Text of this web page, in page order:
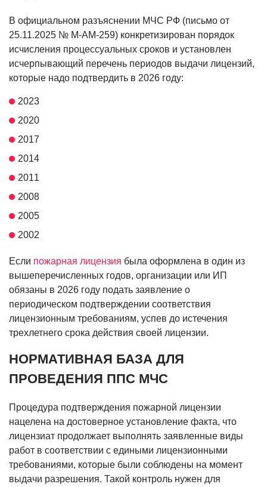
В официальном разъяснении МЧС РФ (письмо от
25.11.2025 № М-АМ-259) конкретизирован порядок
исчисления процессуальных сроков и установлен
исчерпывающий перечень периодов выдачи лицензий,
которые надо подтвердить в 2026 году:
2023
2020
2017
2014
2011
2008
2005
2002
Если пожарная лицензия была оформлена в один из
вышеперечисленных годов, организации или ИП
обязаны в 2026 году подать заявление о
периодическом подтверждении соответствия
лицензионным требованиям, успев до истечения
трехлетнего срока действия своей лицензии.
НОРМАТИВНАЯ БАЗА ДЛЯ
ПРОВЕДЕНИЯ ППС МЧС
Процедура подтверждения пожарной лицензии
нацелена на достоверное установление факта, что
лицензиат продолжает выполнять заявленные виды
работ в соответствии с едиными лицензионными
требованиями, которые были соблюдены на момент
выдачи разрешения. Такой контроль нужен для